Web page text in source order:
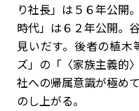
り社長」は５６年公開
時代」は６２年公開。
見いだす。後者の植
ズ」の「〈家族主義的
社への帰属意識が極め
のし上がる。